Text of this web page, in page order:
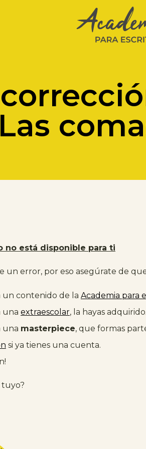
no está disponible para ti
un error, por eso asegúrate de
un contenido de la Academia para
una extraescolar, la hayas adquirido.
una masterpiece, que formas
si ya tienes una cuenta.
tuyo?